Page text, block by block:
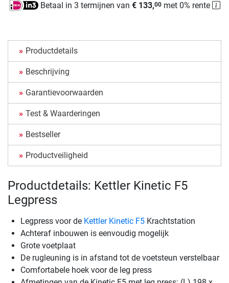
Betaal in 3 termijnen van € 133,00 met 0% rente
Productdetails
Beschrijving
Garantievoorwaarden
Test & Waarderingen
Bestseller
Productveiligheid
Productdetails: Kettler Kinetic F5
Legpress
Legpress voor de Kettler Kinetic F5 Krachtstation
Achteraf inbouwen is eenvoudig mogelijk
Grote voetplaat
De rugleuning is in afstand tot de voetsteun verstelbaar
Comfortabele hoek voor de leg press